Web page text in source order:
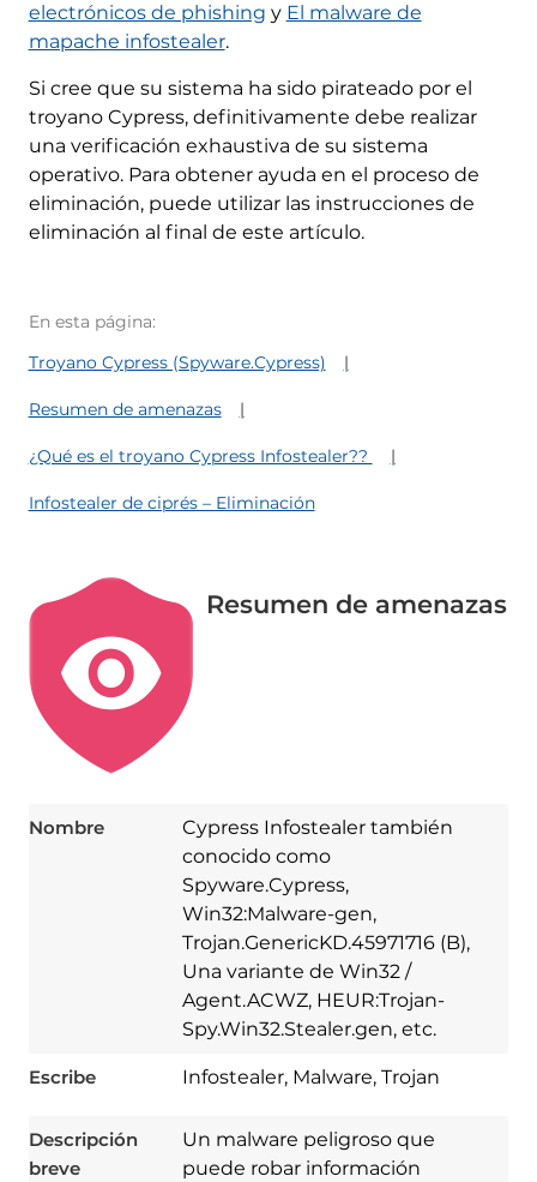
electrónicos de phishing y El malware de
mapache infostealer.
Si cree que su sistema ha sido pirateado por el
troyano Cypress, definitivamente debe realizar
una verificación exhaustiva de su sistema
operativo. Para obtener ayuda en el proceso de
eliminación, puede utilizar las instrucciones de
eliminación al final de este artículo.
En esta página:
Troyano Cypress (Spyware.Cypress)
Resumen de amenazas
¿Qué es el troyano Cypress Infostealer??
Infostealer de ciprés – Eliminación
Resumen de amenazas
Nombre
Cypress Infostealer también
conocido como
Spyware.Cypress,
Win32:Malware-gen,
Trojan.GenericKD.45971716 (B),
Una variante de Win32 /
Agent.ACWZ, HEUR:Trojan-
Spy.Win32.Stealer.gen, etc.
Escribe Infostealer, Malware, Trojan
Descripción
breve
Un malware peligroso que
puede robar información